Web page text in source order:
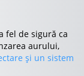
fel de sigură ca
aurului,
și un sistem